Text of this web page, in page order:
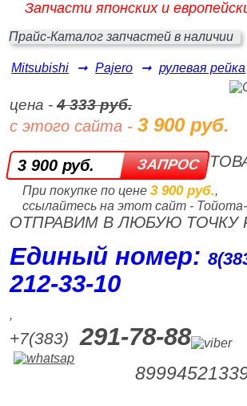
Запчасти японских и
Прайс-Каталог запчастей в наличии
Mitsubishi ➞ Pajero ➞ рулевая рейка
цена -4 333 руб.
с этого сайта -3 900 руб.
3 900 руб.
При покупке по цене 3 900 руб.,
ссылайтесь на этот сайт -
ОТПРАВИМ В ЛЮБУЮ ТОЧКУ
Единый номер:
212‑33‑10
,
+7(383) 291-78-88